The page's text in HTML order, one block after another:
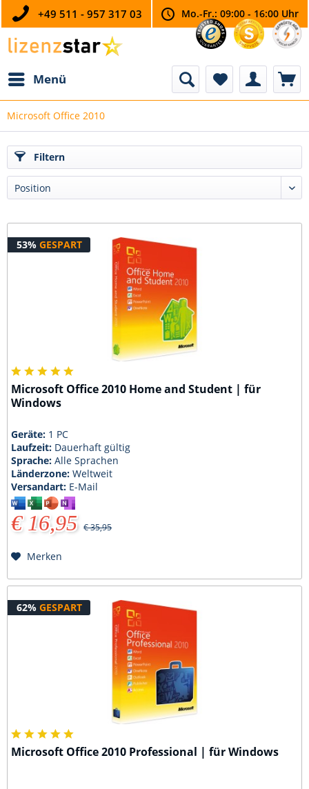
+49 511 - 957 317 03 Mo.-Fr.: 09:00 - 16:00 Uhr
Menü
Microsoft Office 2010
Filtern
53% GESPART
Microsoft Office 2010 Home and Student | für
Windows
Geräte: 1 PC
Laufzeit: Dauerhaft gültig
Sprache:Alle Sprachen
Länderzone:Weltweit
Versandart: E-Mail
€ 16,95 € 35,95
Merken
62% GESPART
Microsoft Office 2010 Professional | für Windows